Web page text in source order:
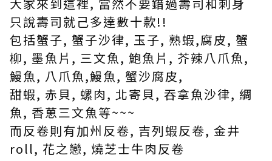
只說壽司就己多達數十款!!
包括蟹子, 蟹子沙律, 玉子, 熟蝦,腐皮, 蟹
柳, 墨魚片, 三文魚, 鮑魚片, 芥辣八爪魚,
鰻魚, 八爪魚,鰻魚, 蟹沙腐皮,
甜蝦, 赤貝, 螺肉, 北寄貝, 吞拿魚沙律, 綢
魚, 香葸三文魚等~~~
而反卷則有加州反卷, 吉列蝦反卷, 金井
roll, 花之戀, 燒芝士牛肉反卷